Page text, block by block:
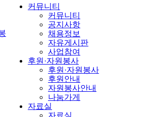
커뮤니티
커뮤니티
공지사항
채용정보
자유게시판
사업참여
후원·자원봉사
후원·자원봉사
후원안내
자원봉사안내
나눔가게
자료실
자료실